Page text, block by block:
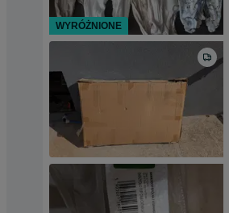
WYRÓŻNIONE